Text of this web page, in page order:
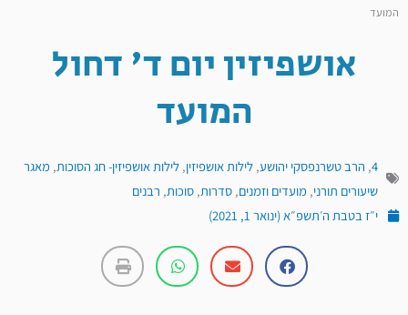
המועד
אושפיזין יום ד' דחול
המועד
4
, הרב טשרנפסקי יהושע, לילות אושפיזין, לילות אושפיזין- חג הסוכות, מאגר
שיעורים תורני, מועדים וזמנים, סדרות, סוכות, רבנים
י״ז בטבת ה׳תשפ״א (ינואר 1, 2021)